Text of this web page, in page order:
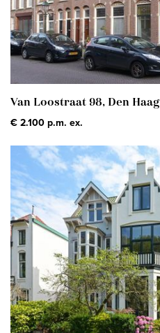
Van Loostraat 98, Den Haag
€ 2.100 p.m. ex.